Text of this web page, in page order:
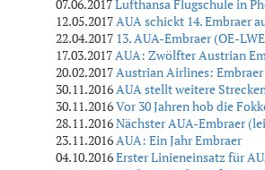
07.06.2017Lufthansa Flugschule in
12.05.2017AUA schickt 14. Embraer
22.04.2017 13. AUA-Embraer (OE-
17.03.2017AUA: Zwölfter Austrian
20.02.2017Austrian Airlines:
30.11.2016AUA stellt weitere
30.11.2016Vor 30 Jahren hob die
28.11.2016Nächster AUA-Embraer
23.11.2016AUA: Ein Jahr Embraer
04.10.2016Erster Linieneinsatz für